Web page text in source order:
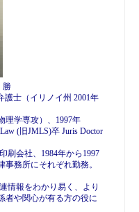
勝
護士（イリノイ州 2001年
理学専攻）、1997年
(旧JMLS)卒 Juris Doctor
刷会社、1984年から1997
務所にそれぞれ勤務。
情報をわかり易く、より
者や関心が有る方の役に